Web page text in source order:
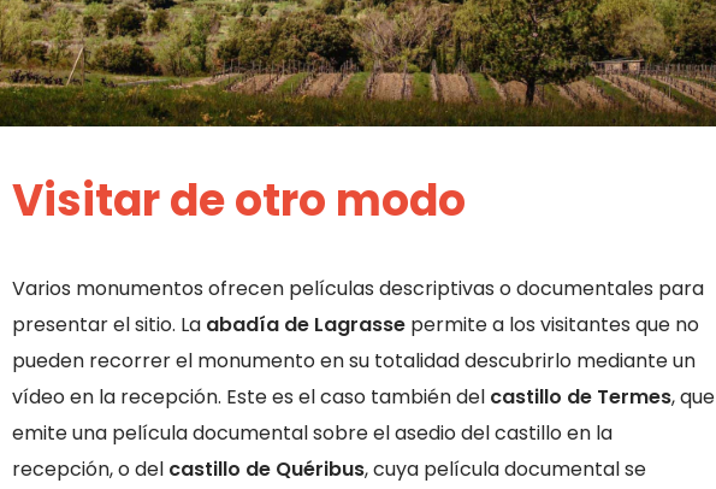
Visitar de otro modo
Varios monumentos ofrecen películas descriptivas o documentales para
presentar el sitio. La abadía de Lagrasse permite a los visitantes que no
pueden recorrer el monumento en su totalidad descubrirlo mediante un
vídeo en la recepción. Este es el caso también del castillo de Termes, que
emite una película documental sobre el asedio del castillo en la
recepción, o del castillo de Quéribus, cuya película documental se